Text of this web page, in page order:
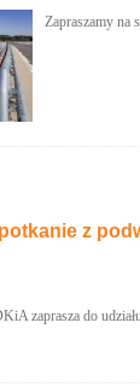
Zapraszamy na
z
zaprasza do